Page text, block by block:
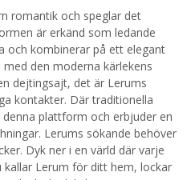
jagVillkorenoch
att ta emot information och
operatörer. Jag kan dra
jag vill.
NU!
romantik och speglar det
är erkänd som ledande
och kombinerar på ett elegant
den moderna kärlekens
dejtingsajt, det är Lerums
kontakter. Där traditionella
plattform och erbjuder en
Lerums sökande behöver
Dyk ner i en värld där varje
Lerum för ditt hem, lockar